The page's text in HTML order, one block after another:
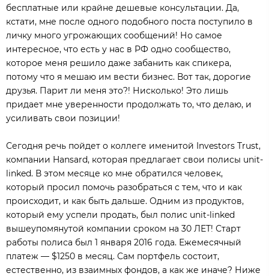
бесплатные или крайне дешевые консультации. Да,
кстати, мне после одного подобного поста поступило в
личку много угрожающих сообщений! Но самое
интересное, что есть у нас в РФ одно сообщество,
которое меня решило даже забанить как спикера,
потому что я мешаю им вести бизнес. Вот так, дорогие
друзья. Парит ли меня это?! Нисколько! Это лишь
придает мне уверенности продолжать то, что делаю, и
усиливать свои позиции!
Сегодня речь пойдет о коллеге именитой Investors Trust,
компании Hansard, которая предлагает свои полисы unit-
linked. В этом месяце ко мне обратился человек,
который просил помочь разобраться с тем, что и как
происходит, и как быть дальше. Одним из продуктов,
который ему успели продать, был полис unit-linked
вышеупомянутой компании сроком на 30 ЛЕТ! Старт
работы полиса был 1 января 2016 года. Ежемесячный
платеж — $1250 в месяц. Сам портфель состоит,
естественно, из взаимных фондов, а как же иначе? Ниже